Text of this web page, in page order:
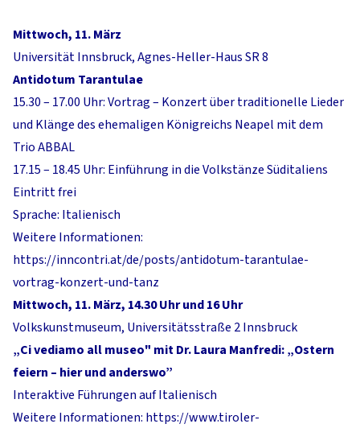
Mittwoch, 11. März
Universität Innsbruck, Agnes-Heller-Haus SR 8
Antidotum Tarantulae
15.30 – 17.00 Uhr: Vortrag – Konzert über traditionelle Lieder
und Klänge des ehemaligen Königreichs Neapel mit dem
Trio ABBAL
17.15 – 18.45 Uhr: Einführung in die Volkstänze Süditaliens
Eintritt frei
Sprache: Italienisch
Weitere Informationen:
https://inncontri.at/de/posts/antidotum-tarantulae-
vortrag-konzert-und-tanz
Mittwoch, 11. März, 14.30 Uhr und 16 Uhr
Volkskunstmuseum, Universitätsstraße 2 Innsbruck
„Ci vediamo all museo" mit Dr. Laura Manfredi: „Ostern
feiern – hier und anderswo”
Interaktive Führungen auf Italienisch
Weitere Informationen: https://www.tiroler-